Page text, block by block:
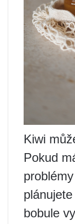
Kiwi
Pokud
bobule